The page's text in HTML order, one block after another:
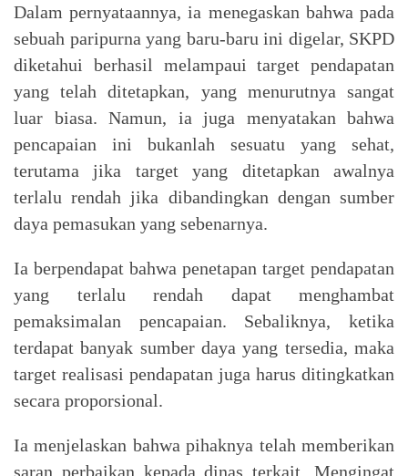
Dalam pernyataannya, ia menegaskan bahwa pada
sebuah paripurna yang baru-baru ini digelar, SKPD
diketahui berhasil melampaui target pendapatan
yang telah ditetapkan, yang menurutnya sangat
luar biasa. Namun, ia juga menyatakan bahwa
pencapaian ini bukanlah sesuatu yang sehat,
terutama jika target yang ditetapkan awalnya
terlalu rendah jika dibandingkan dengan sumber
daya pemasukan yang sebenarnya.
Ia berpendapat bahwa penetapan target pendapatan
yang terlalu rendah dapat menghambat
pemaksimalan pencapaian. Sebaliknya, ketika
terdapat banyak sumber daya yang tersedia, maka
target realisasi pendapatan juga harus ditingkatkan
secara proporsional.
Ia menjelaskan bahwa pihaknya telah memberikan
saran perbaikan kepada dinas terkait. Mengingat